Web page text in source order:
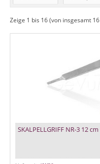
Zeige 1 bis 16(von insgesamt 16
SKALPELLGRIFF NR-3 12 cm